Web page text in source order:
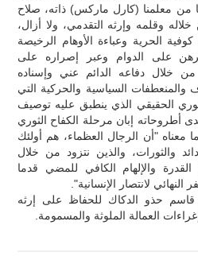
من معلمنا (كارل ماركس) ذاته، صلاح
وقلمه وإرثه التقدمي، ولا أزال،
الحرية وعباءة الأوهام الرخيصة
برهن على الدوام وعبر إصراره على
من خلال دفاعه الدائم عني وإسناده
السياسية والحركية التي
الحقيقي الذي ينطبق عليه توصيف
أطروحاته إبان مرحلة الكفاح الثوري
معناه "أن الرجال العظماء، هم أولئك
والثورات، والذين نتزود من خلال
القدرة والإلهام الكافي للمضي قدما
لانتصار الإنسانية".
قاسم حذو الدكاك للحفاظ على إرثه
العمالة الملوثة والمسمومة.